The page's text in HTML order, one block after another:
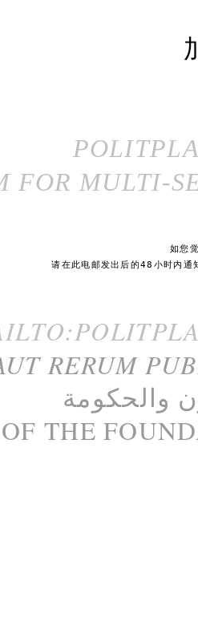
FOR MULTI-
如您
请在此电邮发出后的48小时内通
RERUM
والحكومة
OF THE